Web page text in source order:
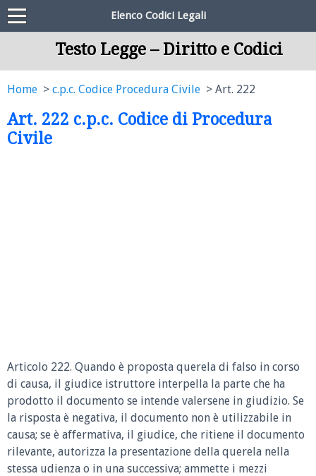
Elenco Codici Legali
Testo Legge – Diritto e Codici
Home c.p.c. Codice Procedura Civile Art. 222
Art. 222 c.p.c. Codice di Procedura
Civile
Articolo 222. Quando è proposta querela di falso in corso
di causa, il giudice istruttore interpella la parte che ha
prodotto il documento se intende valersene in giudizio. Se
la risposta è negativa, il documento non è utilizzabile in
causa; se è affermativa, il giudice, che ritiene il documento
rilevante, autorizza la presentazione della querela nella
stessa udienza o in una successiva; ammette i mezzi